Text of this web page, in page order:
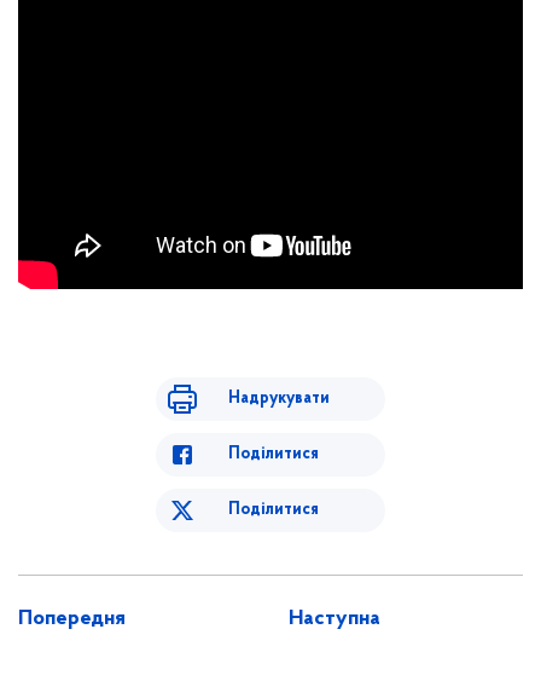
Надрукувати
Поділитися
Поділитися
Попередня Наступна